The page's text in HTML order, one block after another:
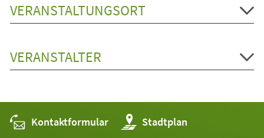
VERANSTALTUNGSORT
VERANSTALTER
Kontaktformular Stadtplan
(Öffnet
in